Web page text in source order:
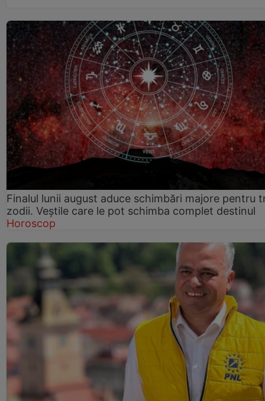
Finalul lunii august aduce schimbări majore pentru
zodii. Veștile care le pot schimba complet destinul
Horoscop